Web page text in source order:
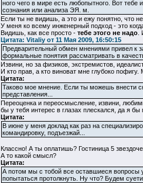
ного чего в мире есть любопытного. Вот
сознания или анализа ЭЯ. м.
Если ты не видишь, а это и ежу понятно, что
У меня ко всему инженерный подход - это
Видишь, как все просто - тебе этого не надо.
Цитата: Vitaliy от 11 Мая 2009, 16:50:15
Предварительный обмен мнениями привел к
формальные понятия рассматривать в
Извини, но за физиков, экстремистов,
И кто прав, а кто виноват мне глубоко пофигу.
Цитата:
Таково мое мнение. Если ты можешь внести
представления...
Переоценка и переосмысление, извини,
бы у тебя интерес в глазах плескался, да я
Цитата:
В июне у меня доклад как раз на
командировку, подъезжай...
Классно! А ты оплатишь? Гостиница 5
А то какой смысл?
Цитата:
А потом мы с тобой все оставшиеся вопросы
попытаться протолкнуть. Ну что? Будем